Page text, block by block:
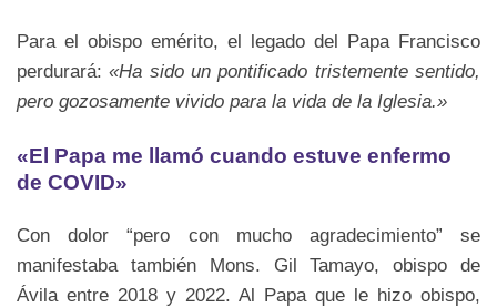
Para el obispo emérito, el legado del Papa Francisco
perdurará:«Ha sido un pontificado tristemente sentido,
pero gozosamente vivido para la vida de la Iglesia.»
«El Papa me llamó cuando estuve enfermo
de COVID»
Con dolor “pero con mucho agradecimiento” se
manifestaba también Mons. Gil Tamayo, obispo de
Ávila entre 2018 y 2022. Al Papa que le hizo obispo,